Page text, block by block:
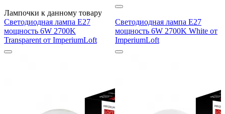
Лампочки к данному товару
Светодиодная лампа E27
мощность 6W 2700K
Transparent от ImperiumLoft
Светодиодная лампа E27
мощность 6W 2700K White от
ImperiumLoft